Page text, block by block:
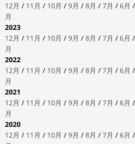
12月 / 11月 / 10月 / 9月 / 8月 / 7月 / 6月 /
月
2023
12月 / 11月 / 10月 / 9月 / 8月 / 7月 / 6月 /
月
2022
12月 / 11月 / 10月 / 9月 / 8月 / 7月 / 6月 /
月
2021
12月 / 11月 / 10月 / 9月 / 8月 / 7月 / 6月 /
月
2020
12月 / 11月 / 10月 / 9月 / 8月 / 7月 / 6月 /